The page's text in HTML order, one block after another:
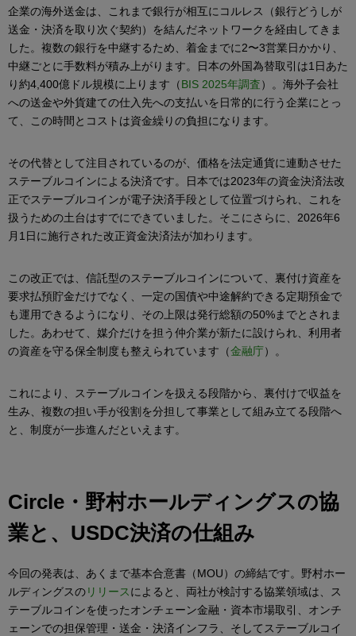
企業の海外送金は、これまで銀行が相互にコルレス（銀行どうしが
送金・決済を取り次ぐ契約）を結んだネットワークを経由してきま
した。複数の銀行を中継するため、着金までに2〜3営業日かかり、
中継ごとに手数料が積み上がります。日本の外国為替取引は1日あた
り約4,400億ドル規模に上ります（BIS 2025年調査）。海外子会社
への送金や外貨建ての仕入先への支払いを日常的に行う企業にとっ
て、この時間とコストは資金繰りの負担になります。
その代替として注目されているのが、価格を法定通貨に連動させた
ステーブルコインによる決済です。日本では2023年の資金決済法改
正でステーブルコインが電子決済手段として位置づけられ、これを
扱うための土台はすでにできていました。そこにさらに、2026年6
月1日に施行された改正資金決済法が加わります。
この改正では、信託型のステーブルコインについて、裏付け資産を
要求払預貯金だけでなく、一定の国債や中途解約できる定期預金で
も運用できるようになり、その上限は発行総額の50%までとされま
した。あわせて、媒介だけを担う仲介業が新たに設けられ、利用者
の資産を守る保全制度も整えられています（金融庁）。
これにより、ステーブルコインを扱える段階から、裏付けで収益を
生み、複数の担い手が役割を分担して事業として組み立てる段階へ
と、制度が一歩進んだといえます。
Circle ・野村ホールディングスの協
業と、 USDC決済の仕組み
今回の発表は、あくまで基本合意書（MOU）の締結です。野村ホー
ルディングスのリリースによると、両社が検討する協業領域は、ス
テーブルコインを使ったオンチェーン金融・資本市場取引、オンチ
ェーンでの担保管理・送金・決済インフラ、そしてステーブルコイ